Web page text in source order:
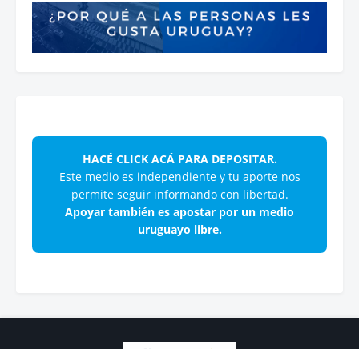
HACÉ CLICK ACÁ PARA DEPOSITAR.
Este medio es independiente y tu aporte nos
permite seguir informando con libertad.
Apoyar también es apostar por un medio
uruguayo libre.